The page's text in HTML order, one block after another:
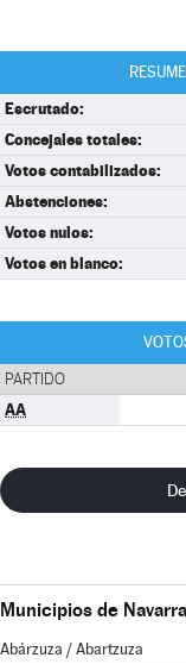
Escrutado:
Concejales totales:
Votos contabilizados:
Abstenciones:
Votos nulos:
Votos en blanco:
PARTIDO
AA
Municipios de Navarra
Abárzuza / Abartzuza